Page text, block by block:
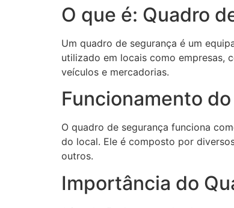
O que é: Quadro
Um quadro de segurança é um
utilizado em locais como empresas,
veículos e mercadorias.
Funcionamento
O quadro de segurança funciona
do local. Ele é composto por
outros.
Importância do